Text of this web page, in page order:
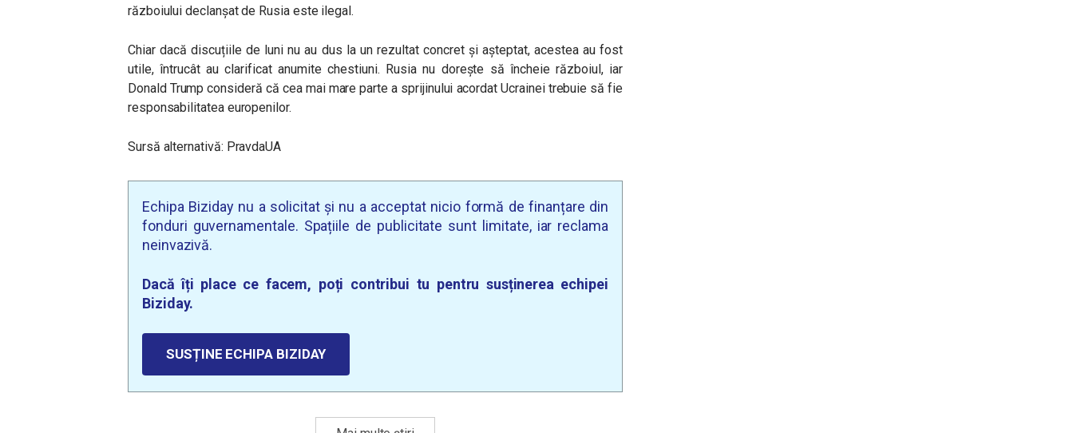
războiului declanșat de Rusia este ilegal.
Chiar dacă discuțiile de luni nu au dus la un rezultat concret și așteptat, acestea au fost
utile, întrucât au clarificat anumite chestiuni. Rusia nu dorește să încheie războiul, iar
Donald Trump consideră că cea mai mare parte a sprijinului acordat Ucrainei trebuie să fie
responsabilitatea europenilor.
Sursă alternativă: PravdaUA
Echipa Biziday nu a solicitat și nu a acceptat nicio formă de finanțare din
fonduri guvernamentale. Spațiile de publicitate sunt limitate, iar reclama
neinvazivă.
Dacă îți place ce facem, poți contribui tu pentru susținerea echipei
Biziday.
SUSȚINE ECHIPA BIZIDAY